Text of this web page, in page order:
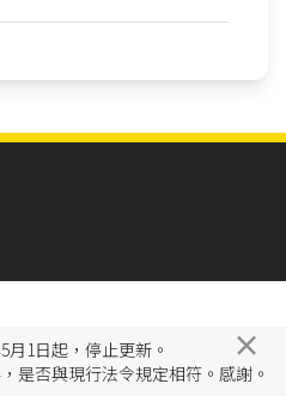
月1日起，停止更新。
是否與現行法令規定相符。感謝。
×